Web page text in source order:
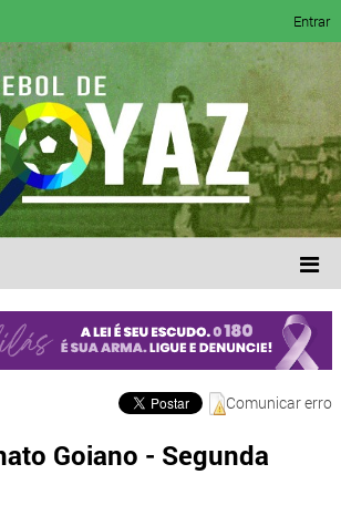
Entrar
Comunicar erro
Goiano - Segunda